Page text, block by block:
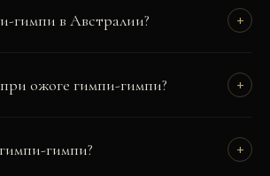
гимпи в Австралии? +
ожоге гимпи-гимпи? +
гимпи? +